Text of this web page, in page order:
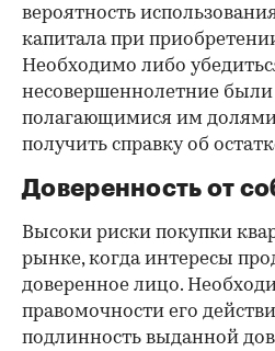
вероятность
капитала при
Необходимо либо
несовершеннолетние
полагающимися им долями
получить справку об
Доверенность от
Высоки риски покупки
рынке, когда интересы
доверенное лицо.
правомочности его
подлинность выданной